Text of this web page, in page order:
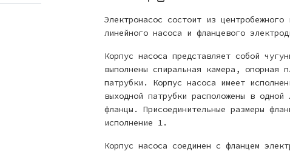
Электронасос состоит из центробежного
линейного насоса и фланцевого
Корпус насоса представляет собой
выполнены спиральная камера, опорная
патрубки. Корпус насоса имеет
выходной патрубки расположены в
фланцы. Присоединительные размеры
исполнение 1.
Корпус насоса соединен с фланцем